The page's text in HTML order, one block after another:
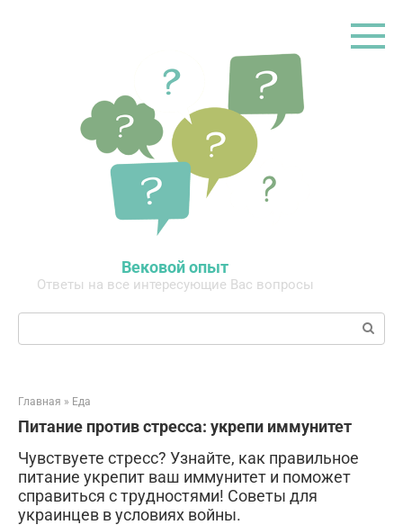
Вековой опыт
Ответы на все интересующие Вас вопросы
Поиск:
Главная » Еда
Питание против стресса: укрепи иммунитет
Чувствуете стресс? Узнайте, как правильное
питание укрепит ваш иммунитет и поможет
справиться с трудностями! Советы для
украинцев в условиях войны.